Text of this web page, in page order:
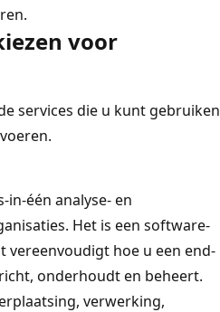
voor
services die u kunt gebruiken
in-één analyse- en
Het is een software-
vereenvoudigt hoe u een end-
onderhoudt en beheert.
verwerking,